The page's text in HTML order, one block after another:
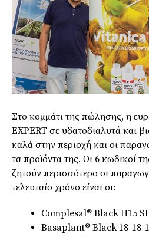
Στο κοµµάτι της πώλησης, η
EXPERT σε υδατοδιαλυτά και
καλά στην περιοχή και οι
τα προϊόντα της. Οι 6 κωδικοί
ζητούν περισσότερο οι
τελευταίο χρόνο είναι οι:
Complesal® Black H15
Basaplant® Black 18-18-